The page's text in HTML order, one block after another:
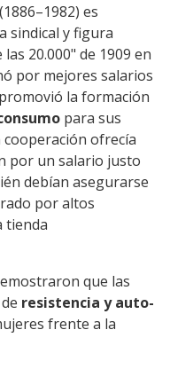
(1886–1982) es
sindical y figura
20.000" de 1909 en
por mejores salarios
la formación
para sus
cooperación ofrecía
por un salario justo
debían asegurarse
por altos
tienda
que las
resistencia y auto-
frente a la